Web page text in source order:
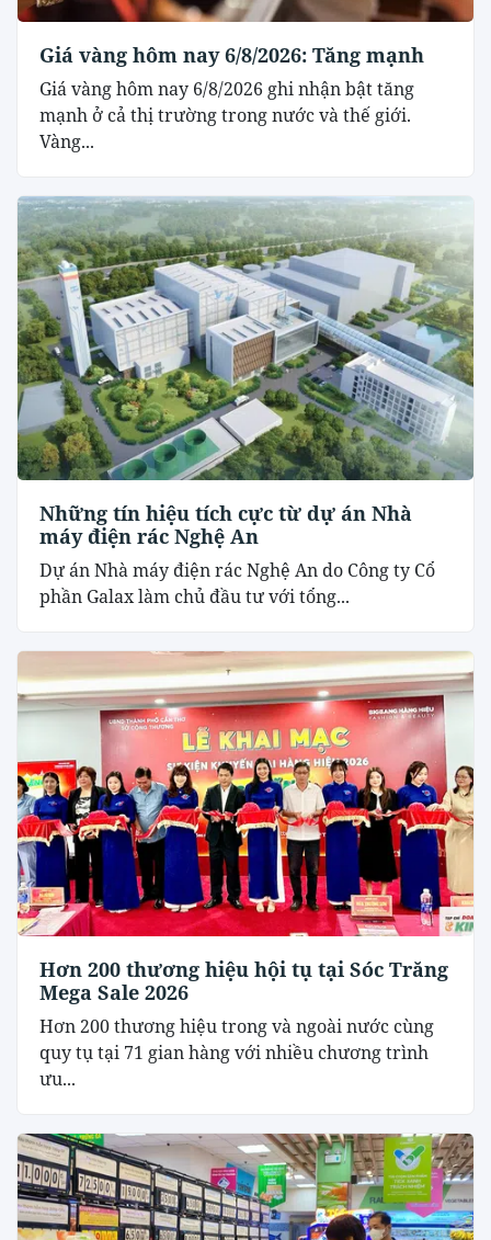
Giá vàng hôm nay 6/8/2026: Tăng mạnh
Giá vàng hôm nay 6/8/2026 ghi nhận bật tăng
mạnh ở cả thị trường trong nước và thế giới.
Vàng...
Những tín hiệu tích cực từ dự án Nhà
máy điện rác Nghệ An
Dự án Nhà máy điện rác Nghệ An do Công ty Cổ
phần Galax làm chủ đầu tư với tổng...
Hơn 200 thương hiệu hội tụ tại Sóc Trăng
Mega Sale 2026
Hơn 200 thương hiệu trong và ngoài nước cùng
quy tụ tại 71 gian hàng với nhiều chương trình
ưu...